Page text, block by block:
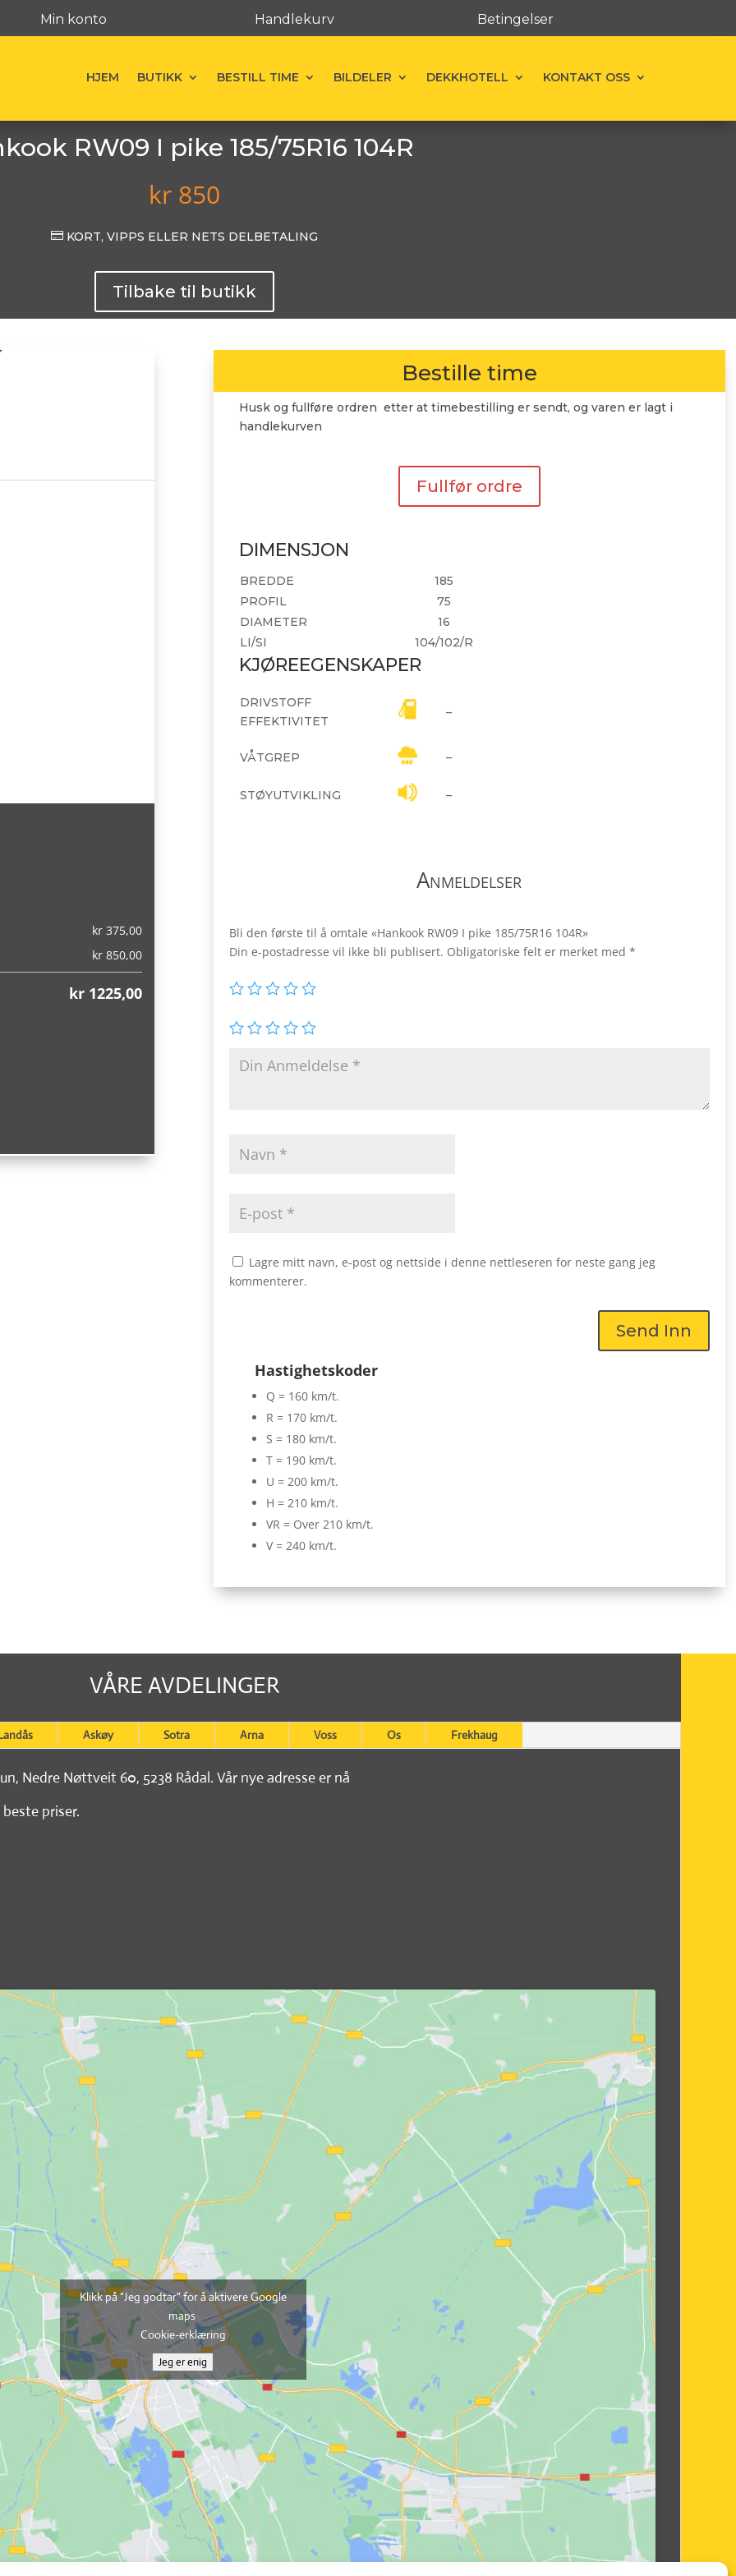
Min konto Handlekurv Betingelser
HJEM BUTIKK BESTILL TIME BILDELER DEKKHOTELL KONTAKT OSS
RW09 I pike 185/75R16 104R
kr850
KORT, VIPPS ELLER NETS DELBETALING
Tilbake til butikk
kr 375,00
kr 850,00
kr 1225,00
Bestille time
Husk og fullføre ordren etter at timebestilling er sendt, og varen er lagt i
handlekurven
Fullfør ordre
DIMENSJON
BREDDE
185
PROFIL
75
DIAMETER
16
LI/SI
104/102/R
KJØREEGENSKAPER
DRIVSTOFF
EFFEKTIVITET
–
VÅTGREP –
STØYUTVIKLING –
Anmeldelser
Bli den første til å omtale «Hankook RW09 I pike 185/75R16 104R»
Din e-postadresse vil ikke bli publisert. Obligatoriske felt er merket med *
Lagre mitt navn, e-post og nettside i denne nettleseren for neste gang jeg
kommenterer.
Send Inn
Hastighetskoder
Q = 160 km/t.
R = 170 km/t.
S = 180 km/t.
T = 190 km/t.
U = 200 km/t.
H = 210 km/t.
VR = Over 210 km/t.
V = 240 km/t.
VÅRE AVDELINGER
Askøy Sotra Arna Voss Os Frekhaug
Nedre Nøttveit 60, 5238 Rådal. Vår nye adresse er nå
priser.
Klikk på "Jeg godtar" for å aktivere Google
maps
Cookie-erklæring
Jeg er enig